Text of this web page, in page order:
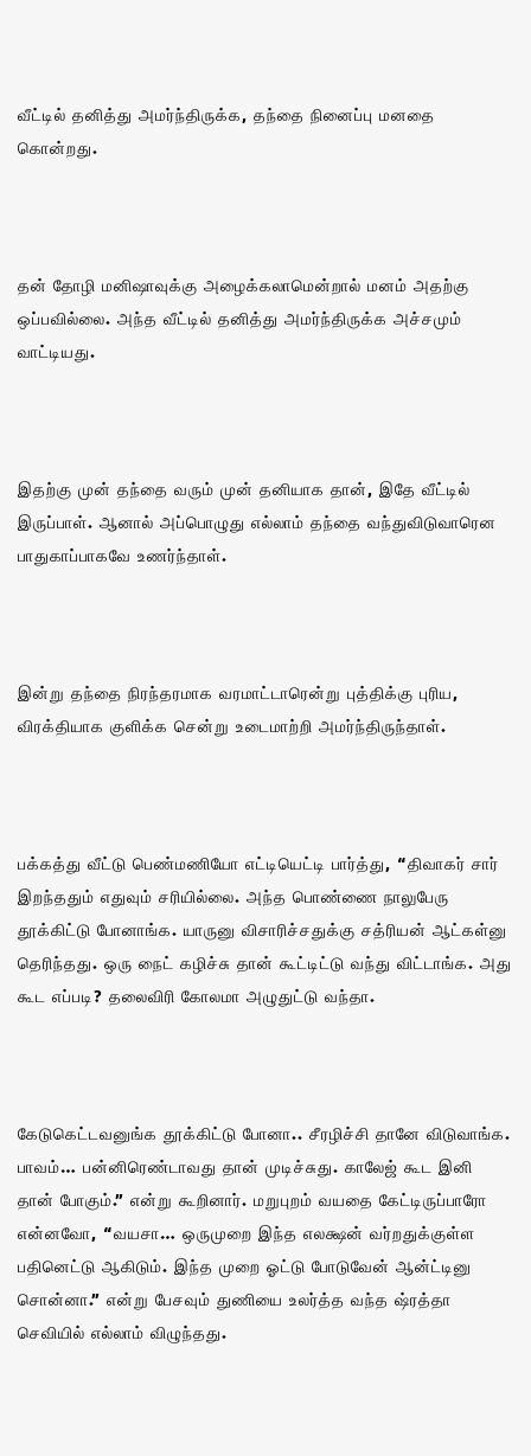
வீட்டில் தனித்து அமர்ந்திருக்க, தந்தை நினைப்பு மனதை
கொன்றது.
தன் தோழி மனிஷாவுக்கு அழைக்கலாமென்றால் மனம் அதற்கு
ஒப்பவில்லை‌. அந்த வீட்டில் தனித்து அமர்ந்திருக்க அச்சமும்
வாட்டியது.
இதற்கு முன் தந்தை வரும் முன் தனியாக தான், இதே வீட்டில்
இருப்பாள். ஆனால் அப்பொழுது எல்லாம் தந்தை வந்துவிடுவாரென
பாதுகாப்பாகவே உணர்ந்தாள்.
இன்று தந்தை நிரந்தரமாக வரமாட்டாரென்று புத்திக்கு புரிய,
விரக்தியாக குளிக்க சென்று உடைமாற்றி அமர்ந்திருந்தாள்.
பக்கத்து வீட்டு பெண்மணியோ எட்டியெட்டி பார்த்து, “திவாகர் சார்
இறந்ததும் எதுவும் சரியில்லை. அந்த பொண்ணை நாலுபேரு
தூக்கிட்டு போனாங்க. யாருனு விசாரிச்சதுக்கு சத்ரியன் ஆட்கள்னு
தெரிந்தது. ஒரு நைட் கழிச்சு தான் கூட்டிட்டு வந்து விட்டாங்க. அது
கூட எப்படி? தலைவிரி கோலமா அழுதுட்டு வந்தா.
கேடுகெட்டவனுங்க தூக்கிட்டு போனா.. சீரழிச்சி தானே விடுவாங்க.
பாவம்… பன்னிரெண்டாவது தான் முடிச்சுது. காலேஜ் கூட இனி
தான் போகும்.” என்று கூறினார். மறுபுறம் வயதை கேட்டிருப்பாரோ
என்னவோ, “வயசா… ஒருமுறை இந்த எலக்ஷன் வர்றதுக்குள்ள
பதினெட்டு ஆகிடும். இந்த முறை ஓட்டு போடுவேன் ஆன்ட்டினு
சொன்னா.” என்று பேசவும் துணியை உலர்த்த வந்த ஷ்ரத்தா
செவியில் எல்லாம் விழுந்தது.